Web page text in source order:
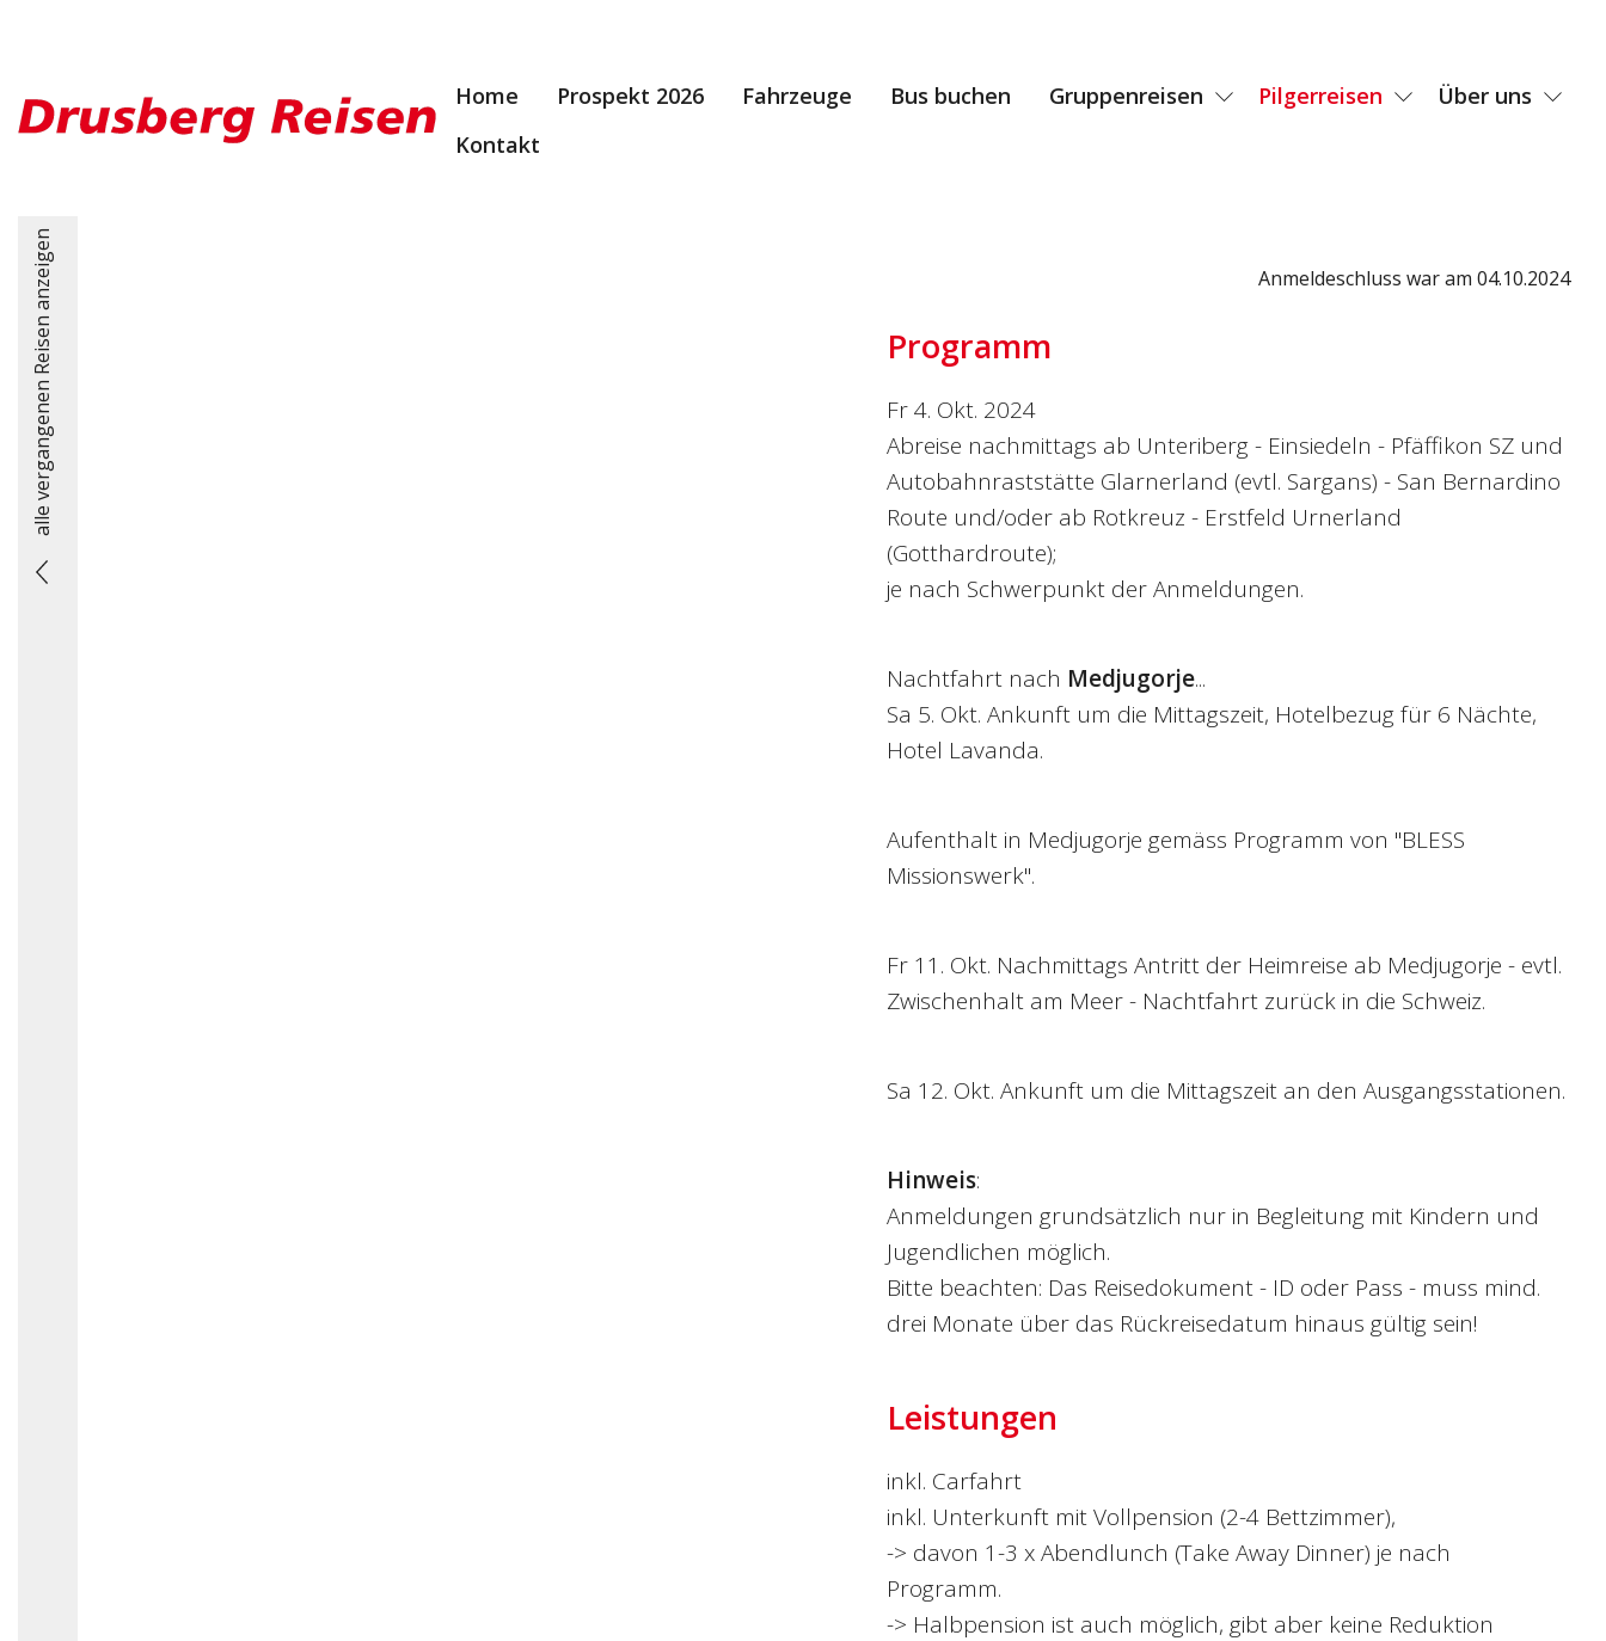
Home Prospekt 2026 Fahrzeuge Bus buchen Gruppenreisen Pilgerreisen
Über uns
Kontakt
alle vergangenen Reisen anzeigen Anmeldeschluss war am 04.10.2024
Programm
Fr 4. Okt. 2024
Abreise nachmittags ab Unteriberg - Einsiedeln - Pfäffikon SZ und
Autobahnraststätte Glarnerland (evtl. Sargans) - San Bernardino
Route und/oder ab Rotkreuz - Erstfeld Urnerland
(Gotthardroute);
je nach Schwerpunkt der Anmeldungen.
Nachtfahrt nach Medjugorje...
Sa 5. Okt. Ankunft um die Mittagszeit, Hotelbezug für 6 Nächte,
Hotel Lavanda.
Aufenthalt in Medjugorje gemäss Programm von "BLESS
Missionswerk".
Fr 11. Okt. Nachmittags Antritt der Heimreise ab Medjugorje - evtl.
Zwischenhalt am Meer - Nachtfahrt zurück in die Schweiz.
Sa 12. Okt. Ankunft um die Mittagszeit an den Ausgangsstationen.
Hinweis:
Anmeldungen grundsätzlich nur in Begleitung mit Kindern und
Jugendlichen möglich.
Bitte beachten: Das Reisedokument - ID oder Pass - muss mind.
drei Monate über das Rückreisedatum hinaus gültig sein!
Leistungen
inkl. Carfahrt
inkl. Unterkunft mit Vollpension (2-4 Bettzimmer),
-> davon 1-3 x Abendlunch (Take Away Dinner) je nach
Programm.
-> Halbpension ist auch möglich, gibt aber keine Reduktion